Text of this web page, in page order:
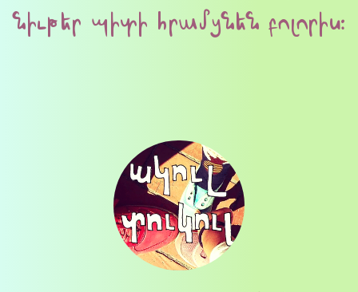
նիւթեր պիտի հրամցնեն բոլորիս։